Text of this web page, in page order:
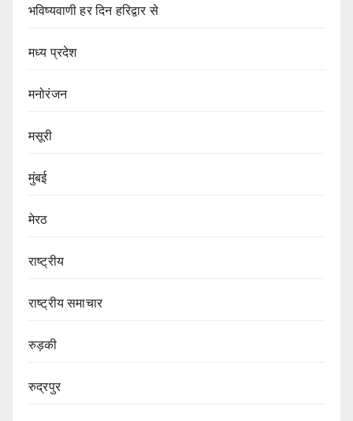
भविष्यवाणी हर दिन हरिद्वार से
मध्य प्रदेश
मनोरंजन
मसूरी
मुंबई
मेरठ
राष्ट्रीय
राष्ट्रीय समाचार
रुड़की
रुद्रपुर